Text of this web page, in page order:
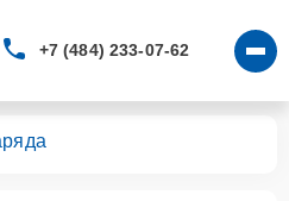
+7 (484) 233-07-62